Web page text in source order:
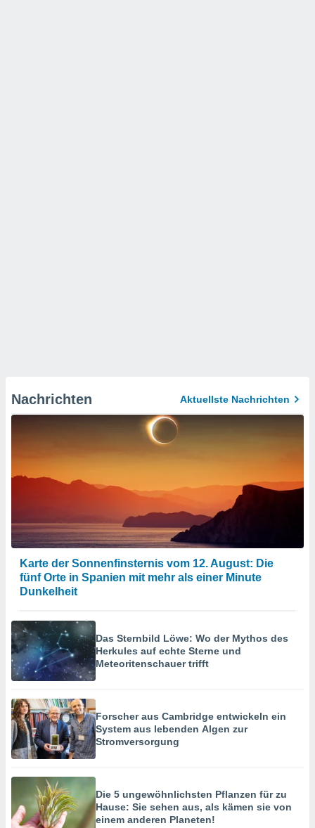
Nachrichten Aktuellste Nachrichten
Karte der Sonnenfinsternis vom 12. August: Die
fünf Orte in Spanien mit mehr als einer Minute
Dunkelheit
Das Sternbild Löwe: Wo der Mythos des
Herkules auf echte Sterne und
Meteoritenschauer trifft
Forscher aus Cambridge entwickeln ein
System aus lebenden Algen zur
Stromversorgung
Die 5 ungewöhnlichsten Pflanzen für zu
Hause: Sie sehen aus, als kämen sie von
einem anderen Planeten!